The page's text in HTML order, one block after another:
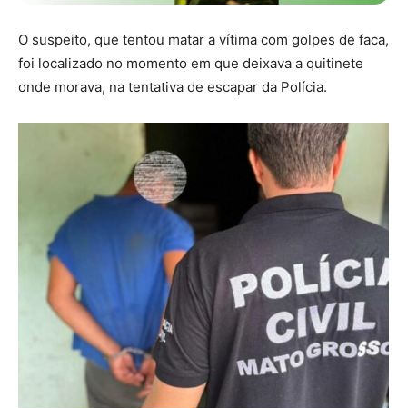
O suspeito, que tentou matar a vítima com golpes de faca,
foi localizado no momento em que deixava a quitinete
onde morava, na tentativa de escapar da Polícia.